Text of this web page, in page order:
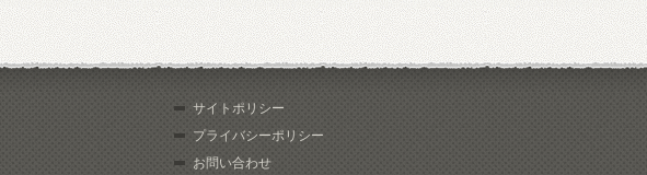
サイトポリシー
プライバシーポリシー
お問い合わせ